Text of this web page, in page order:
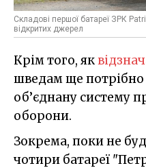
Складові першої батареї ЗРК
відкритих джерел
Крім того, як
шведам ще потрібно
об’єднану систему
оборони.
Зокрема, поки не
чотири батареї